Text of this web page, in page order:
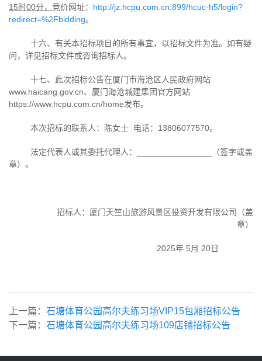
15时00分， 竞价网址： http://jz.hcpu.com.cn:899/hcuc-h5/login?
redirect=%2Fbidding。
十六、有关本招标项目的所有事宜，以招标文件为准。如有疑
问，详见招标文件或咨询招标人。
十七、此次招标公告在厦门市海沧区人民政府网站
www.haicang.gov.cn、厦门海沧城建集团官方网站
https://www.hcpu.com.cn/home发布。
本次招标的联系人：陈女士 电话： 13806077570。
法定代表人或其委托代理人：
（签字或盖
章）。
招标人：厦门天竺山旅游风景区投资开发有限公司（盖
章）
2025年 5月 20日
上一篇： 石塘体育公园高尔夫练习场VIP15包厢招标公告
下一篇： 石塘体育公园高尔夫练习场109店铺招标公告